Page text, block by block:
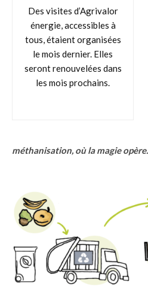
Des visites d’Agrivalor
énergie, accessibles à
tous, étaient organisées
le mois dernier. Elles
seront renouvelées dans
les mois prochains.
méthanisation, où la magie opère…